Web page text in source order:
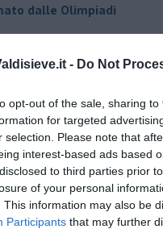
- Do Not
opt-out of the sale, sharing
for targeted
selection. Please note that
interest-based ads based
to third parties prior
of your personal
This information may also be
Participants that may further
dalle Olimpiadi
che ne sanno Draghi e
ho la soluzione